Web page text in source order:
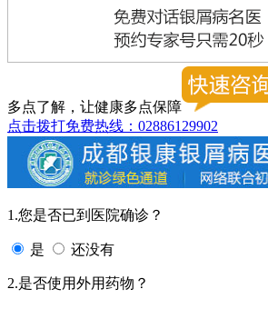
多点了解，让健康多点保障
点击拨打免费热线：02886129902
1.您是否已到医院确诊？
是 还没有
2.是否使用外用药物？